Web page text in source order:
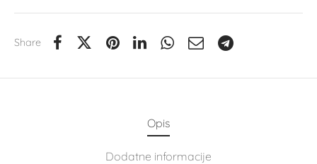
Share
Opis
Dodatne informacije